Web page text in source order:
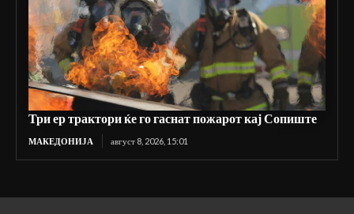
Три ер трактори ќе го гаснат пожарот кај Сопиште
МАКЕДОНИЈА август 8, 2026, 15:01